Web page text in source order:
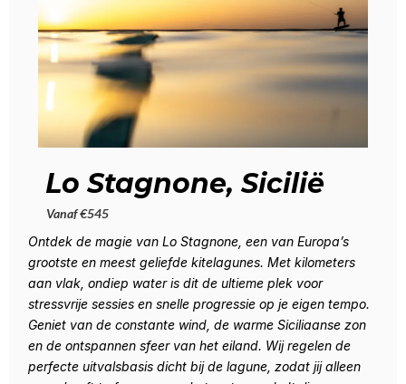
Lo Stagnone, Sicilië
Vanaf €545
Ontdek de magie van Lo Stagnone, een van Europa’s
grootste en meest geliefde kitelagunes. Met kilometers
aan vlak, ondiep water is dit de ultieme plek voor
stressvrije sessies en snelle progressie op je eigen tempo.
Geniet van de constante wind, de warme Siciliaanse zon
en de ontspannen sfeer van het eiland. Wij regelen de
perfecte uitvalsbasis dicht bij de lagune, zodat jij alleen